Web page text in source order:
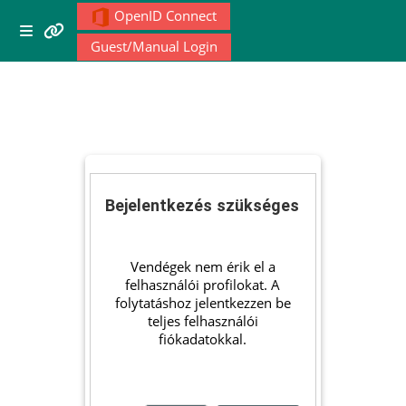
Tovább a fő tartalomhoz
OldalpanelMenu 1
Moodle development
Moodle.com
OpenID Connect
Guest/Manual Login
Bejelentkezés szükséges
Vendégek nem érik el a
felhasználói profilokat. A
folytatáshoz jelentkezzen be
teljes felhasználói
fiókadatokkal.